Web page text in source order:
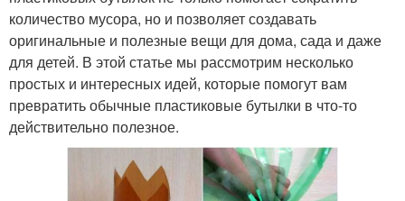
количество мусора, но и позволяет создавать
оригинальные и полезные вещи для дома, сада и даже
для детей. В этой статье мы рассмотрим несколько
простых и интересных идей, которые помогут вам
превратить обычные пластиковые бутылки в что-то
действительно полезное.